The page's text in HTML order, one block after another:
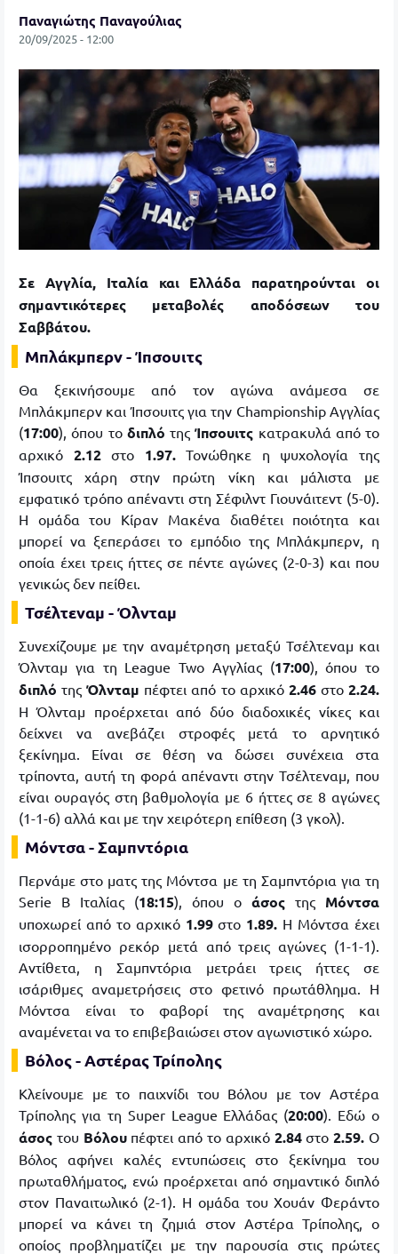
Παναγιώτης Παναγούλιας
20/09/2025 - 12:00
Σε Αγγλία, Ιταλία και Ελλάδα παρατηρούνται οι
σημαντικότερες μεταβολές αποδόσεων του
Σαββάτου.
Μπλάκμπερν - Ίπσουιτς
Θα ξεκινήσουμε από τον αγώνα ανάμεσα σε
Μπλάκμπερν και Ίπσουιτς για την Championship Αγγλίας
(17:00), όπου το διπλό τηςΊπσουιτς κατρακυλά από το
αρχικό 2.12στο 1.97.Τονώθηκε η ψυχολογία της
Ίπσουιτς χάρη στην πρώτη νίκη και μάλιστα με
εμφατικό τρόπο απέναντι στη Σέφιλντ Γιουνάιτεντ (5-0).
Η ομάδα του Κίραν Μακένα διαθέτει ποιότητα και
μπορεί να ξεπεράσει το εμπόδιο της Μπλάκμπερν, η
οποία έχει τρεις ήττες σε πέντε αγώνες (2-0-3) και που
γενικώς δεν πείθει.
Τσέλτεναμ - Όλνταμ
Συνεχίζουμε με την αναμέτρηση μεταξύ Τσέλτεναμ και
Όλνταμ για τη League Two Αγγλίας (17:00), όπου το
διπλότηςΌλνταμ πέφτει από το αρχικό 2.46 στο2.24.
Η Όλνταμ προέρχεται από δύο διαδοχικές νίκες και
δείχνει να ανεβάζει στροφές μετά το αρνητικό
ξεκίνημα. Είναι σε θέση να δώσει συνέχεια στα
τρίποντα, αυτή τη φορά απέναντι στην Τσέλτεναμ, που
είναι ουραγός στη βαθμολογία με 6 ήττες σε 8 αγώνες
(1-1-6) αλλά και με την χειρότερη επίθεση (3 γκολ).
Μόντσα - Σαμπντόρια
Περνάμε στο ματς της Μόντσα με τη Σαμπντόρια για τη
Serie B Ιταλίας (18:15), όπου ο άσος της Μόντσα
υποχωρεί από το αρχικό 1.99στο 1.89. Η Μόντσα έχει
ισορροπημένο ρεκόρ μετά από τρεις αγώνες (1-1-1).
Αντίθετα, η Σαμπντόρια μετράει τρεις ήττες σε
ισάριθμες αναμετρήσεις στο φετινό πρωτάθλημα. Η
Μόντσα είναι το φαβορί της αναμέτρησης και
αναμένεται να το επιβεβαιώσει στον αγωνιστικό χώρο.
Βόλος - Αστέρας Τρίπολης
Κλείνουμε με το παιχνίδι του Βόλου με τον Αστέρα
Τρίπολης για τη Super League Ελλάδας (20:00). Εδώ ο
άσος του Βόλου πέφτει από το αρχικό 2.84στο2.59. Ο
Βόλος αφήνει καλές εντυπώσεις στο ξεκίνημα του
πρωταθλήματος, ενώ προέρχεται από σημαντικό διπλό
στον Παναιτωλικό (2-1). Η ομάδα του Χουάν Φεράντο
μπορεί να κάνει τη ζημιά στον Αστέρα Τρίπολης, ο
οποίος προβληματίζει με την παρουσία στις πρώτες